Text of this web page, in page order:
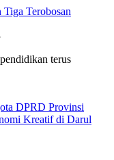
Terobosan
terus
DPRD Provinsi
Kreatif di Darul